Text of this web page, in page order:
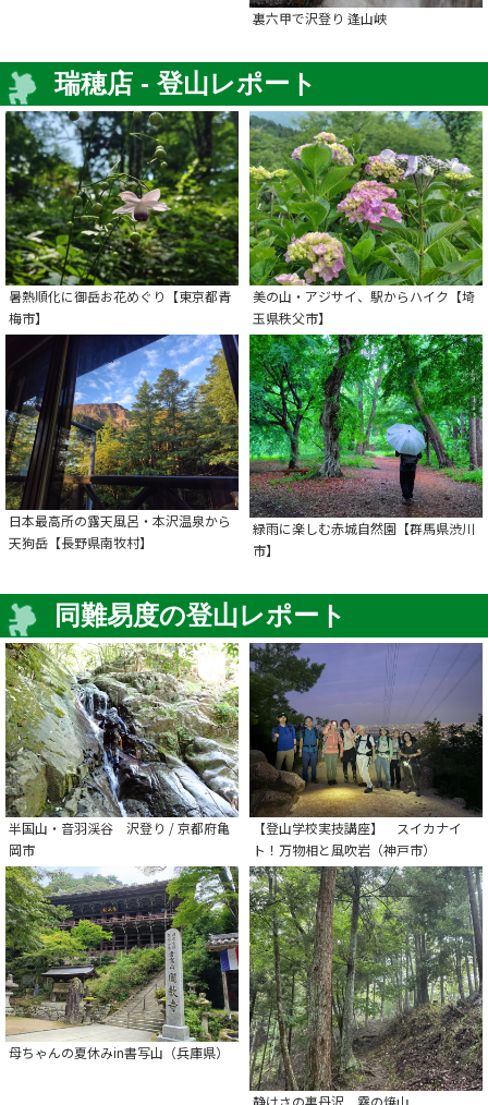
裏六甲で沢登り 逢山峡
瑞穂店 - 登山レポート
暑熱順化に御岳お花めぐり【東京都青
梅市】
美の山・アジサイ、駅からハイク【埼
玉県秩父市】
日本最高所の露天風呂・本沢温泉から
天狗岳【長野県南牧村】
緑雨に楽しむ赤城自然園【群馬県渋川
市】
同難易度の登山レポート
半国山・音羽渓谷 沢登り / 京都府亀
岡市
【登山学校実技講座】 スイカナイ
ト！万物相と風吹岩（神戸市）
母ちゃんの夏休みin書写山（兵庫県）
静けさの裏丹沢 霧の焼山